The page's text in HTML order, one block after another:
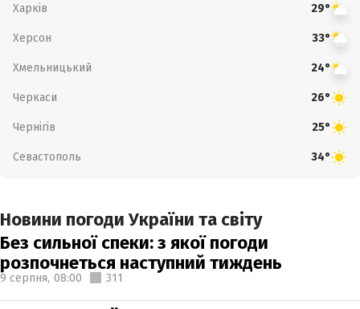
Харків 29°
Херсон 33°
Хмельницький 24°
Черкаси 26°
Чернігів 25°
Севастополь 34°
Новини погоди України та світу
Без сильної спеки: з якої погоди
розпочнеться наступний тиждень
9 серпня, 08:00 311